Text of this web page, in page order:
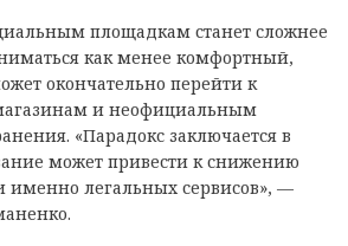
площадкам станет сложнее
как менее комфортный,
окончательно перейти к
и неофициальным
«Парадокс заключается в
может привести к снижению
именно легальных сервисов», —